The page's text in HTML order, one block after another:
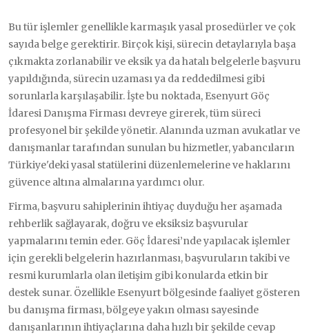
Bu tür işlemler genellikle karmaşık yasal prosedürler ve çok
sayıda belge gerektirir. Birçok kişi, sürecin detaylarıyla başa
çıkmakta zorlanabilir ve eksik ya da hatalı belgelerle başvuru
yapıldığında, sürecin uzaması ya da reddedilmesi gibi
sorunlarla karşılaşabilir. İşte bu noktada, Esenyurt Göç
İdaresi Danışma Firması devreye girerek, tüm süreci
profesyonel bir şekilde yönetir. Alanında uzman avukatlar ve
danışmanlar tarafından sunulan bu hizmetler, yabancıların
Türkiye'deki yasal statülerini düzenlemelerine ve haklarını
güvence altına almalarına yardımcı olur.
Firma, başvuru sahiplerinin ihtiyaç duyduğu her aşamada
rehberlik sağlayarak, doğru ve eksiksiz başvurular
yapmalarını temin eder. Göç İdaresi’nde yapılacak işlemler
için gerekli belgelerin hazırlanması, başvuruların takibi ve
resmi kurumlarla olan iletişim gibi konularda etkin bir
destek sunar. Özellikle Esenyurt bölgesinde faaliyet gösteren
bu danışma firması, bölgeye yakın olması sayesinde
danışanlarının ihtiyaçlarına daha hızlı bir şekilde cevap